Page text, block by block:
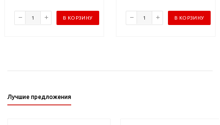
В КОРЗИНУ В КОРЗИНУ
Лучшие предложения